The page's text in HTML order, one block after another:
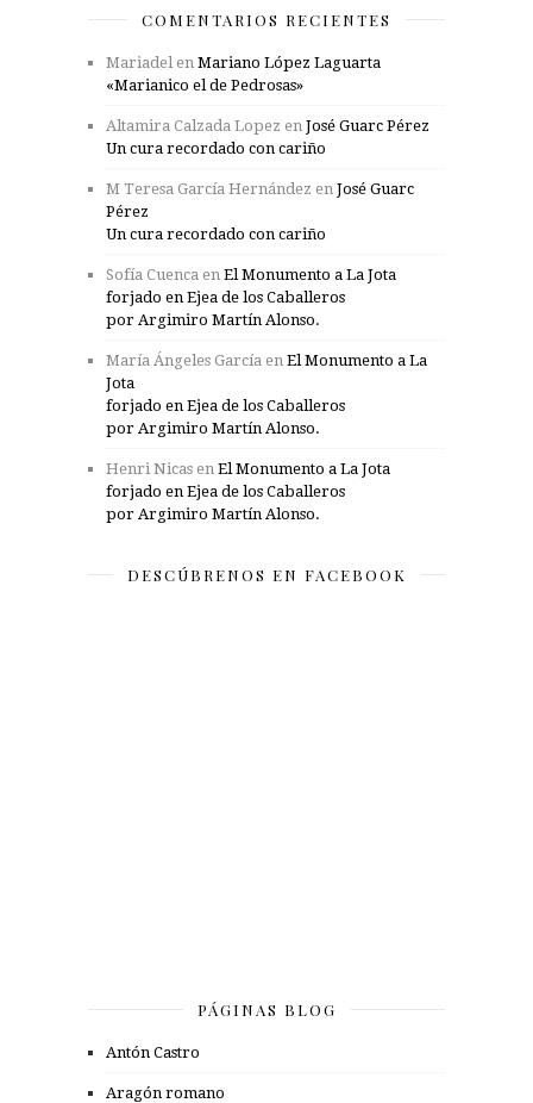
COMENTARIOS RECIENTES
Mariadel en Mariano López Laguarta
«Marianico el de Pedrosas»
Altamira Calzada Lopez en José Guarc Pérez
Un cura recordado con cariño
M Teresa García Hernández en José Guarc
Pérez
Un cura recordado con cariño
Sofía Cuenca en El Monumento a La Jota
forjado en Ejea de los Caballeros
por Argimiro Martín Alonso.
María Ángeles García en El Monumento a La
Jota
forjado en Ejea de los Caballeros
por Argimiro Martín Alonso.
Henri Nicas en El Monumento a La Jota
forjado en Ejea de los Caballeros
por Argimiro Martín Alonso.
DESCÚBRENOS EN FACEBOOK
PÁGINAS BLOG
Antón Castro
Aragón romano